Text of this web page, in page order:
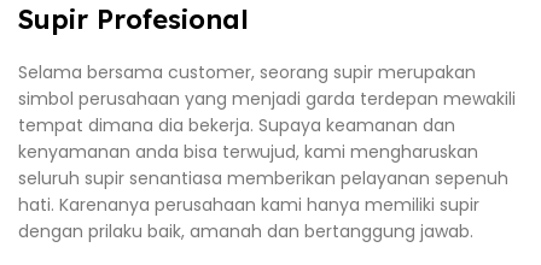
Supir Profesional
Selama bersama customer, seorang supir merupakan
simbol perusahaan yang menjadi garda terdepan mewakili
tempat dimana dia bekerja. Supaya keamanan dan
kenyamanan anda bisa terwujud, kami mengharuskan
seluruh supir senantiasa memberikan pelayanan sepenuh
hati. Karenanya perusahaan kami hanya memiliki supir
dengan prilaku baik, amanah dan bertanggung jawab.